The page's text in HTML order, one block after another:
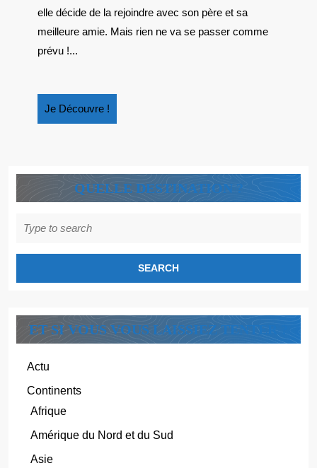
elle décide de la rejoindre avec son père et sa
meilleure amie. Mais rien ne va se passer comme
prévu !...
Je Découvre !
Découvre
QUELLE DESTINATION ?
for:
ET SI VOUS VOUS LAISSIEZ TENTER ?
Actu
Continents
Afrique
Amérique du Nord et du Sud
Asie